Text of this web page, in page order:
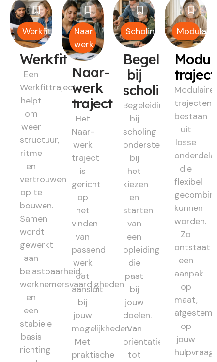
Werkfit
Werkfit
Een
Werkfittraject
helpt
om
weer
structuur,
ritme
en
vertrouwen
op te
bouwen.
Samen
wordt
gewerkt
aan
belastbaarheid,
werknemersvaardigheden
en
een
stabiele
basis
richting
Naar
werk
Naar-
werk
traject
Het
Naar-
werk
traject
is
gericht
op
het
vinden
van
passend
werk
dat
aansluit
bij
jouw
mogelijkheden.
Met
praktische
Scholing
Begeleiding
bij
scholing
Begeleiding
bij
scholing
ondersteunt
bij
het
kiezen
en
starten
van
een
opleiding
die
past
bij
jouw
doelen.
Van
oriëntatie
tot
Modulair
Modulaire
trajecten
bestaan
uit
losse
die
flexibel
kunnen
worden.
Zo
ontstaat
een
aanpak
op
maat,
op
jouw
hulpvraag,